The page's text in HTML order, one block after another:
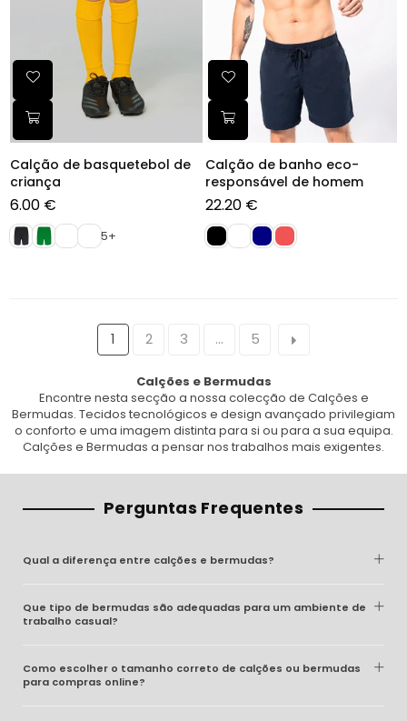
Calção de basquetebol de
criança
Preço
normal
6.00 €
5+
Calção de banho eco-
responsável de homem
Preço
normal
22.20 €
1 2 3 … 5
Calções e Bermudas
Encontre nesta secção a nossa colecção de Calções e
Bermudas. Tecidos tecnológicos e design avançado privilegiam
o conforto e uma imagem distinta para si ou para a sua equipa.
Calções e Bermudas a pensar nos trabalhos mais exigentes.
Perguntas Frequentes
Qual a diferença entre calções e bermudas?
Que tipo de bermudas são adequadas para um ambiente de
trabalho casual?
Como escolher o tamanho correto de calções ou bermudas
para compras online?